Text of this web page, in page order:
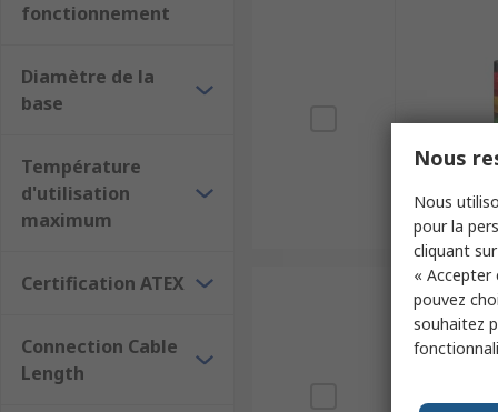
fonctionnement
Diamètre de la
base
Température
d'utilisation
maximum
Certification ATEX
Connection Cable
Length
Nous
Nous
pour la
cliquant sur
«
pouvez
souhaitez